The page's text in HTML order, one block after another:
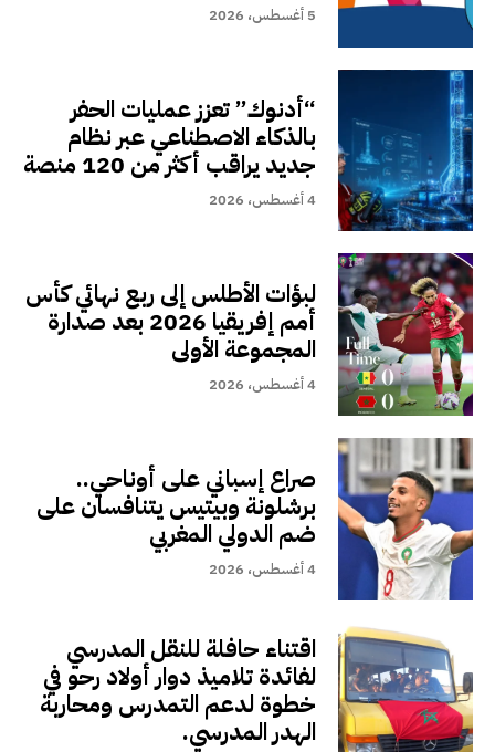
5 أغسطس، 2026
“أدنوك” تعزز عمليات الحفر
بالذكاء الاصطناعي عبر نظام
جديد يراقب أكثر من 120 منصة
4 أغسطس، 2026
لبؤات الأطلس إلى ربع نهائي كأس
أمم إفريقيا 2026 بعد صدارة
المجموعة الأولى
4 أغسطس، 2026
صراع إسباني على أوناحي..
برشلونة وبيتيس يتنافسان على
ضم الدولي المغربي
4 أغسطس، 2026
اقتناء حافلة للنقل المدرسي
لفائدة تلاميذ دوار أولاد رحو في
خطوة لدعم التمدرس ومحاربة
الهدر المدرسي.